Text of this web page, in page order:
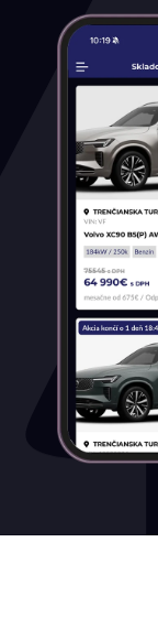
Benzín
Benzín+LPG
Diesel
Hybrid
Mild hybrid
Mild hybrid
Plugin
Prevodovka
Manuálna